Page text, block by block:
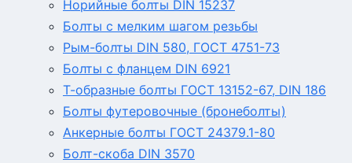
Норийные болты DIN 15237
Болты с мелким шагом резьбы
Рым-болты DIN 580, ГОСТ 4751-73
Болты с фланцем DIN 6921
Т-образные болты ГОСТ 13152-67, DIN 186
Болты футеровочные (бронеболты)
Анкерные болты ГОСТ 24379.1-80
Болт-скоба DIN 3570